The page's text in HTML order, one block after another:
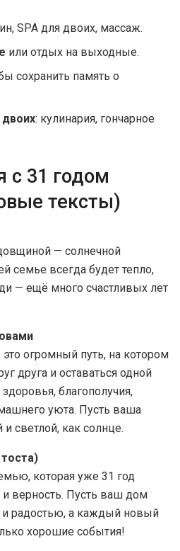
SPA для двоих, массаж.
или отдых на выходные.
сохранить память о
: кулинария, гончарное
с 31 годом
тексты)
— солнечной
семье всегда будет тепло,
— ещё много счастливых лет
огромный путь, на котором
друга и оставаться одной
благополучия,
уюта. Пусть ваша
светлой, как солнце.
которая уже 31 год
и верность. Пусть ваш дом
и радостью, а каждый новый
хорошие события!